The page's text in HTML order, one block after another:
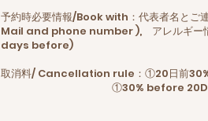
予約時必要情報/Book with：代表者名と
Mail and phone number ), アレルギー
days before)
取消料/ Cancellation rule：①20日前
①30% before 20D ②50%